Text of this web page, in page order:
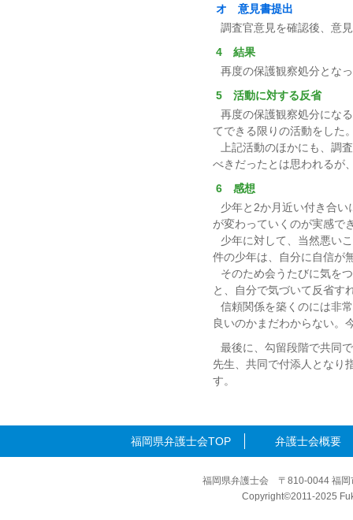
オ 意見書提出
調査官意見を確認後、意
4 結果
再度の保護観察処分とな
5 活動に対する反省
再度の保護観察処分にな
てできる限りの活動をした
上記活動のほかにも、調
べきだったとは思われるが
6 感想
少年と2か月近い付き合
が変わっていくのが実感で
少年に対して、当然悪い
件の少年は、自分に自信が
そのため会うたびに気を
と、自分で気づいて反省す
信頼関係を築くのには非
良いのかまだわからない。
最後に、勾留段階で共同
先生、共同で付添人となり
す。
福岡県弁護士会TOP 弁護士会概要
福岡県弁護士会 〒810-0044 福
Copyright©2011-2025